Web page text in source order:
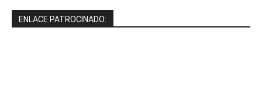
ENLACE PATROCINADO: